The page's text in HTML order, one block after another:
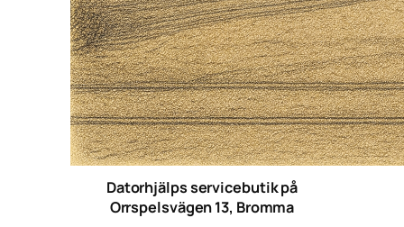
Datorhjälps servicebutik på
Orrspelsvägen 13, Bromma